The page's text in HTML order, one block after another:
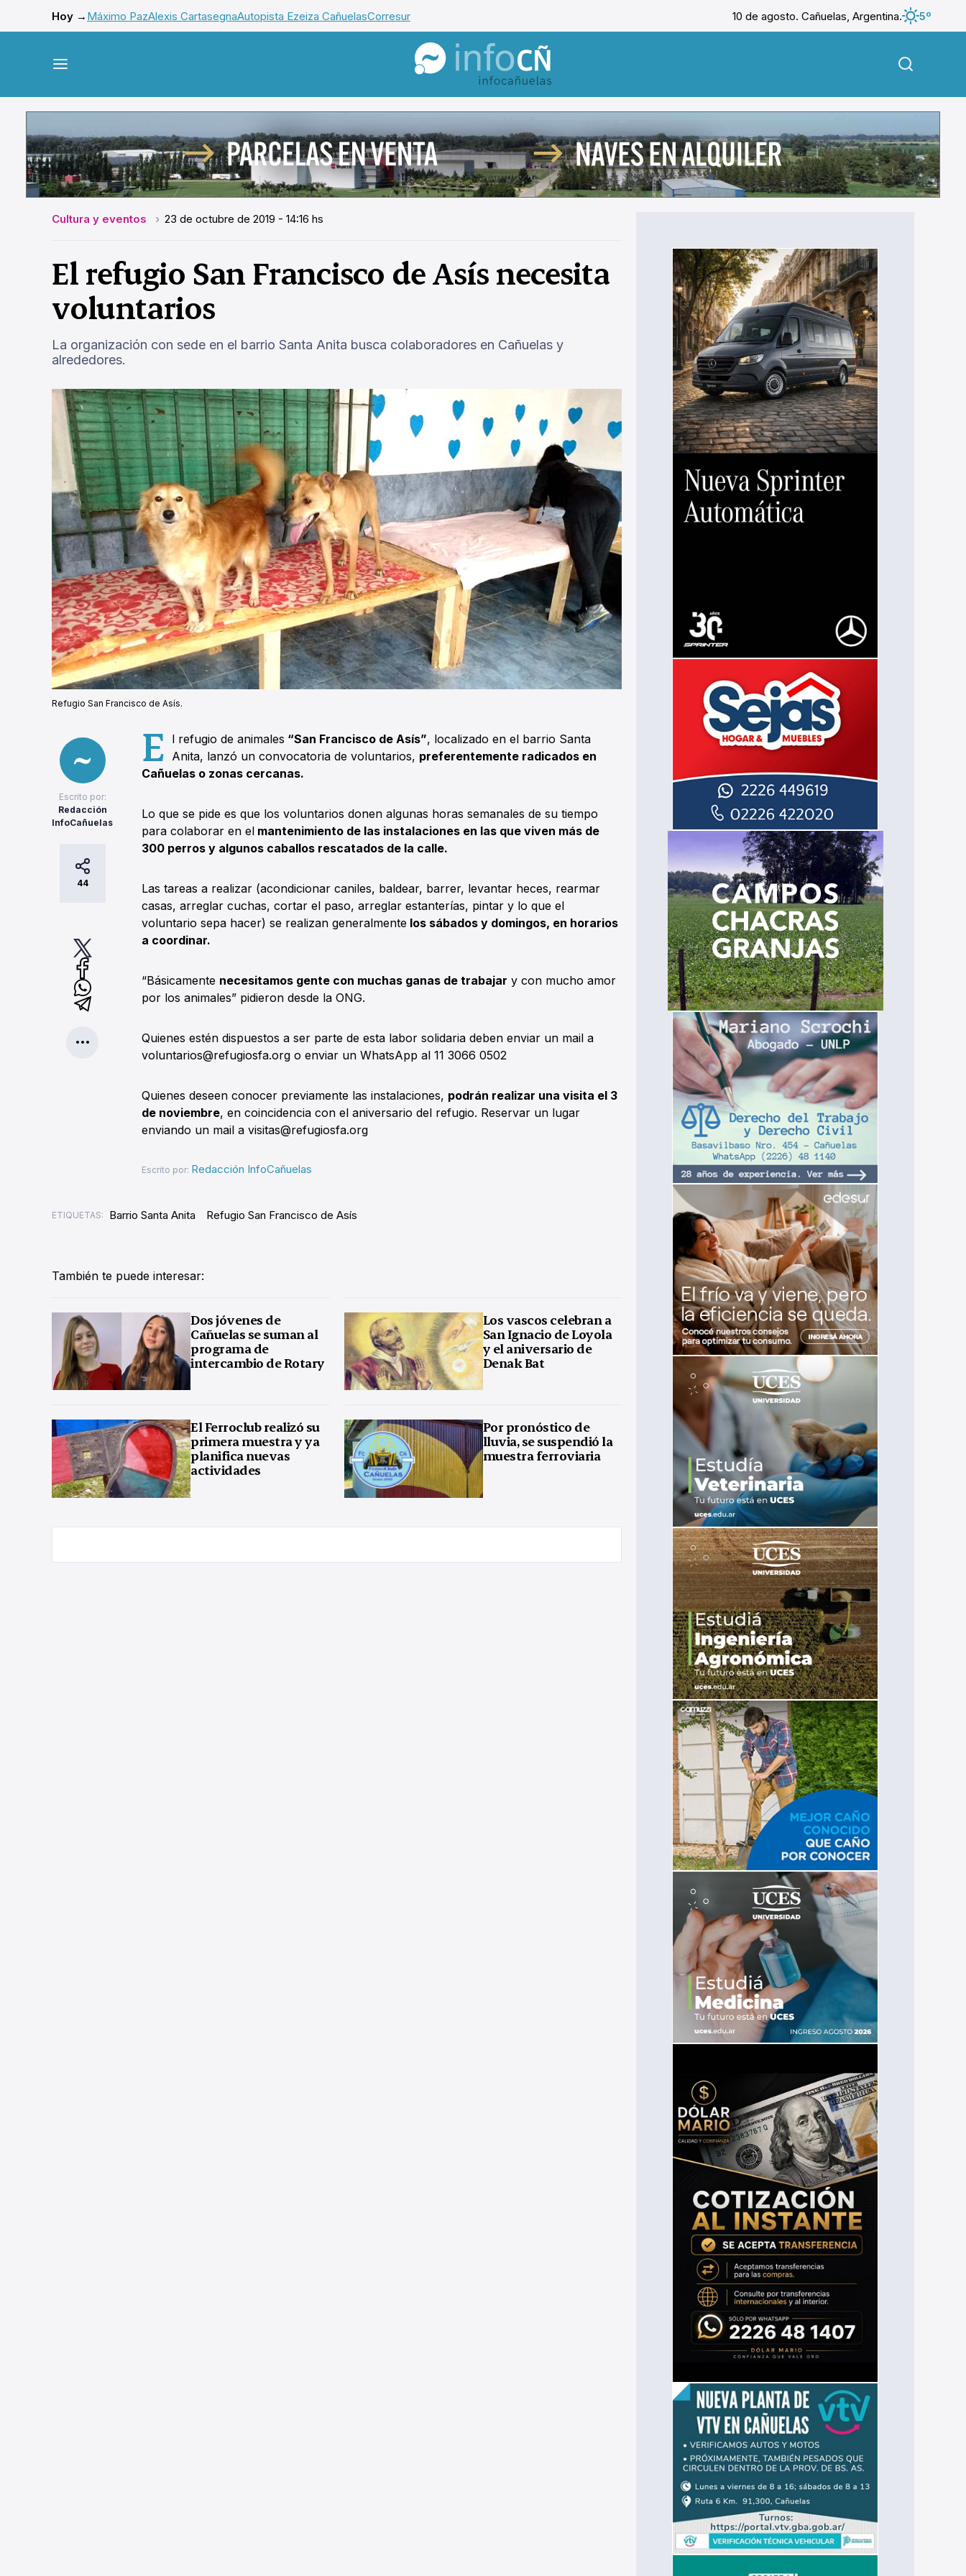
Hoy → Máximo PazAlexis CartasegnaAutopista Ezeiza CañuelasCorresur 10 de agosto. Cañuelas, Argentina.
5º
InfoCañuelas
Cultura y eventos 23 de octubre de 2019 - 14:16 hs
El refugio San Francisco de Asís necesita
voluntarios
La organización con sede en el barrio Santa Anita busca colaboradores en Cañuelas y
alrededores.
Refugio San Francisco de Asís.
Escrito por:
Redacción
InfoCañuelas
44
E l refugio de animales “San Francisco de Asís”, localizado en el barrio Santa
Anita, lanzó un convocatoria de voluntarios, preferentemente radicados en
Cañuelas o zonas cercanas.
Lo que se pide es que los voluntarios donen algunas horas semanales de su tiempo
para colaborar en el mantenimiento de las instalaciones en las que viven más de
300 perros y algunos caballos rescatados de la calle.
Las tareas a realizar (acondicionar caniles, baldear, barrer, levantar heces, rearmar
casas, arreglar cuchas, cortar el paso, arreglar estanterías, pintar y lo que el
voluntario sepa hacer) se realizan generalmente los sábados y domingos, en horarios
a coordinar.
“Básicamente necesitamos gente con muchas ganas de trabajar y con mucho amor
por los animales” pidieron desde la ONG.
Quienes estén dispuestos a ser parte de esta labor solidaria deben enviar un mail a
voluntarios@refugiosfa.org o enviar un WhatsApp al 11 3066 0502
Quienes deseen conocer previamente las instalaciones, podrán realizar una visita el 3
de noviembre, en coincidencia con el aniversario del refugio. Reservar un lugar
enviando un mail a visitas@refugiosfa.org
Escrito por: Redacción InfoCañuelas
ETIQUETAS: Barrio Santa Anita Refugio San Francisco de Asís
También te puede interesar:
Dos jóvenes de
Cañuelas se suman al
programa de
intercambio de Rotary
Los vascos celebran a
San Ignacio de Loyola
y el aniversario de
Denak Bat
El Ferroclub realizó su
primera muestra y ya
planifica nuevas
actividades
Por pronóstico de
lluvia, se suspendió la
muestra ferroviaria